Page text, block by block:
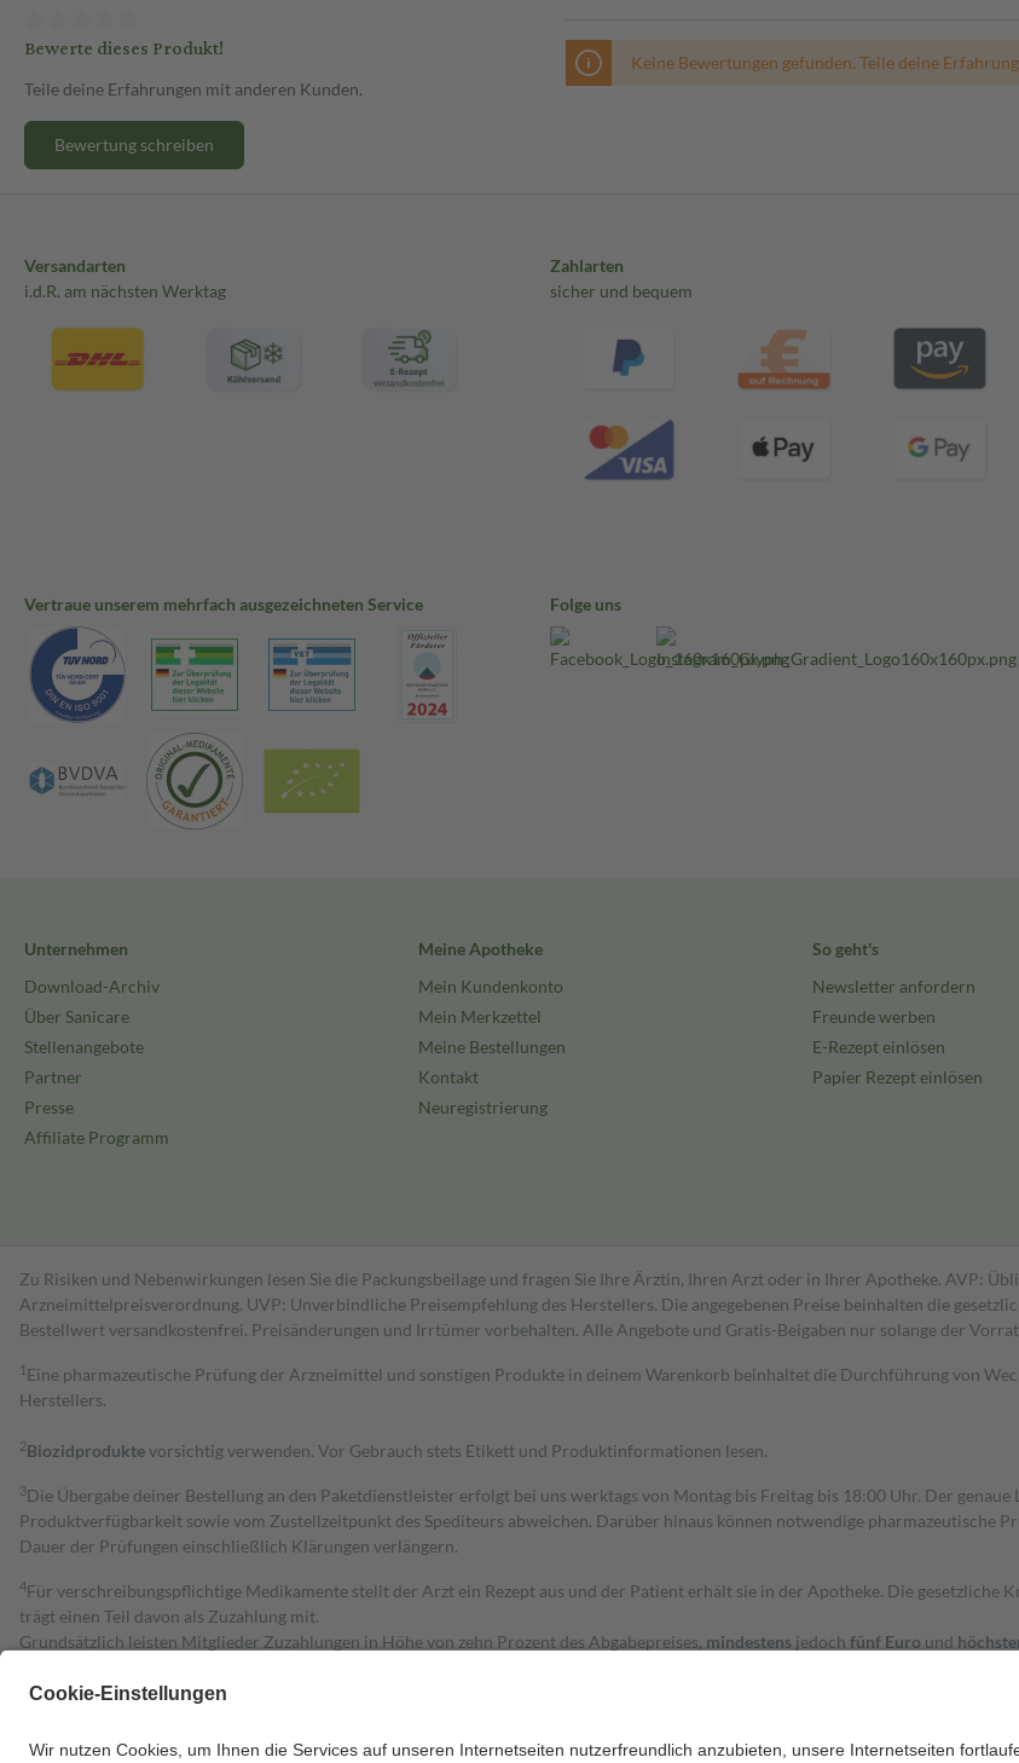
Bewerte dieses Produkt!
Teile deine Erfahrungen mit anderen Kunden.
Bewertung schreiben
Keine Bewertungen gefunden. Teile deine
Versandarten
i.d.R. am nächsten Werktag
Zahlarten
sicher und bequem
Vertraue unserem mehrfach ausgezeichneten Service Folge uns
Unternehmen
Download-Archiv
Über Sanicare
Stellenangebote
Partner
Presse
Affiliate Programm
Meine Apotheke
Mein Kundenkonto
Mein Merkzettel
Meine Bestellungen
Kontakt
Neuregistrierung
So geht's
Newsletter anfordern
Freunde werben
E-Rezept einlösen
Papier Rezept einlösen
Zu Risiken und Nebenwirkungen lesen Sie die Packungsbeilage und fragen Sie Ihre Ärztin, Ihren Arzt oder in Ihrer Apotheke. AVP:
Arzneimittelpreisverordnung. UVP: Unverbindliche Preisempfehlung des Herstellers. Die angegebenen Preise beinhalten die
Bestell­wert versand­kosten­frei. Preisänderungen und Irrtümer vorbehalten. Alle Angebote und Gratis-Beigaben nur solange der
1 Eine pharmazeutische Prüfung der Arzneimittel und sonstigen Produkte in deinem Warenkorb beinhaltet die Durchführung von
Herstellers.
2Biozidproduktevorsichtig verwenden. Vor Gebrauch stets Etikett und Produktinformationen lesen.
3Die Übergabe deiner Bestellung an den Paketdienstleister erfolgt bei uns werktags von Montag bis Freitag bis 18:00 Uhr. Der
Produktverfügbarkeit sowie vom Zustellzeitpunkt des Spediteurs abweichen. Darüber hinaus können notwendige pharmazeutische
Dauer der Prüfungen einschließlich Klärungen verlängern.
4Für verschreibungspflichtige Medikamente stellt der Arzt ein Rezept aus und der Patient erhält sie in der Apotheke. Die
trägt einen Teil davon als Zuzahlung mit.
Grundsätzlich leisten Mitglieder Zuzahlungen in Höhe von zehn Prozent des Abgabepreises, mindestens jedoch fünf Euro und
Diese Regeln gelten grundsätzlich auch für Online-Apotheken.
Um das Engagement der Versicherten für ihre eigene Gesundheit zu stärken und die besondere Stellung der Familie zu unterstützen,